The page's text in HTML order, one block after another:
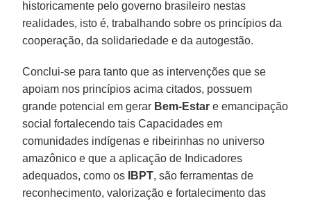
historicamente pelo governo brasileiro nestas
realidades, isto é, trabalhando sobre os princípios da
cooperação, da solidariedade e da autogestão.
Conclui-se para tanto que as intervenções que se
apoiam nos princípios acima citados, possuem
grande potencial em gerar Bem-Estar e emancipação
social fortalecendo tais Capacidades em
comunidades indígenas e ribeirinhas no universo
amazônico e que a aplicação de Indicadores
adequados, como os
IBPT, são ferramentas de
reconhecimento, valorização e fortalecimento das